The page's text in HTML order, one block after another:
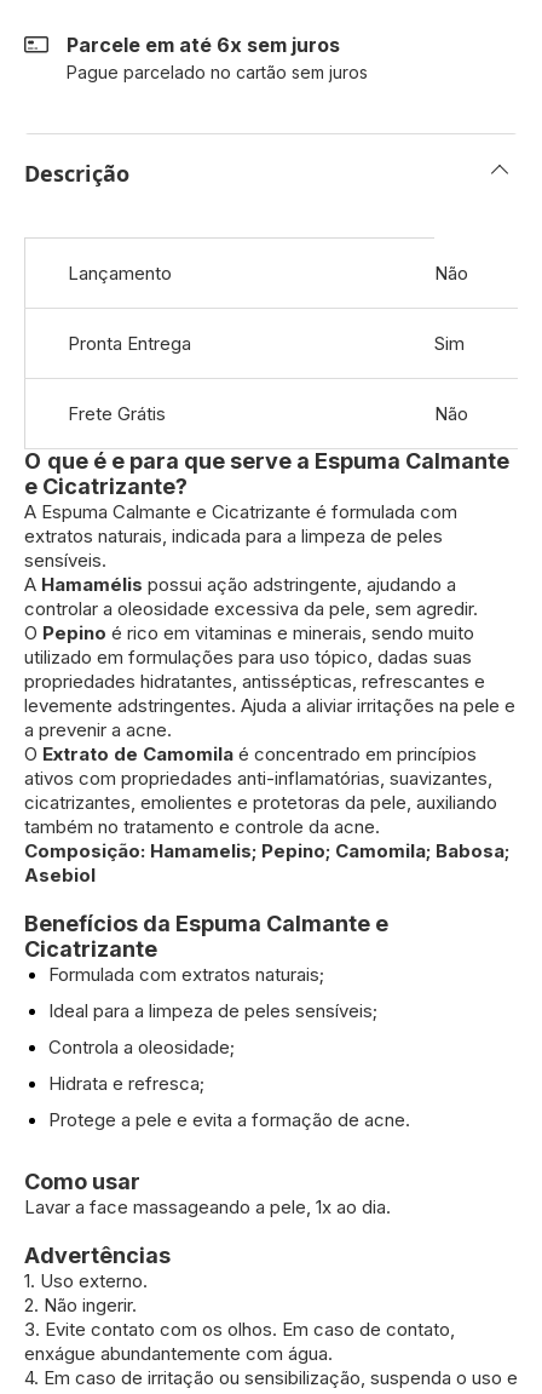
Parcele em até 6x sem juros
Pague parcelado no cartão sem juros
Descrição
O que é e para que serve a Espuma Calmante
e Cicatrizante?
A Espuma Calmante e Cicatrizante é formulada com
extratos naturais, indicada para a limpeza de peles
sensíveis.
A Hamamélis possui ação adstringente, ajudando a
controlar a oleosidade excessiva da pele, sem agredir.
O Pepino é rico em vitaminas e minerais, sendo muito
utilizado em formulações para uso tópico, dadas suas
propriedades hidratantes, antissépticas, refrescantes e
levemente adstringentes. Ajuda a aliviar irritações na pele e
a prevenir a acne.
O Extrato de Camomila é concentrado em princípios
ativos com propriedades anti-inflamatórias, suavizantes,
cicatrizantes, emolientes e protetoras da pele, auxiliando
também no tratamento e controle da acne.
Composição: Hamamelis; Pepino; Camomila; Babosa;
Asebiol
Benefícios da Espuma Calmante e
Cicatrizante
Formulada com extratos naturais;
Ideal para a limpeza de peles sensíveis;
Controla a oleosidade;
Hidrata e refresca;
Protege a pele e evita a formação de acne.
Como usar
Lavar a face massageando a pele, 1x ao dia.
Advertências
1. Uso externo.
2. Não ingerir.
3. Evite contato com os olhos. Em caso de contato,
enxágue abundantemente com água.
4. Em caso de irritação ou sensibilização, suspenda o uso e
informações
Lançamento Não
Pronta Entrega Sim
Frete Grátis Não